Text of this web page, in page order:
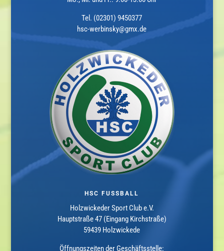
Tel. (02301) 9450377
hsc-werbinsky@gmx.de
HSC FUSSBALL
Holzwickeder Sport Club e.V.
Hauptstraße 47 (Eingang Kirchstraße)
59439 Holzwickede
Öffnungszeiten der Geschäftsstelle: